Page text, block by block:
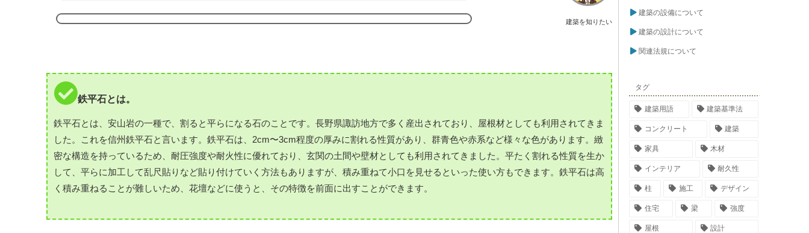
建築を知りたい
鉄平石とは。
鉄平石とは、安山岩の一種で、割ると平らになる石のことです。長野県諏訪地方で多く産出されており、屋根材としても利用されてきま
した。これを信州鉄平石と言います。鉄平石は、2cm〜3cm程度の厚みに割れる性質があり、群青色や赤系など様々な色があります。緻
密な構造を持っているため、耐圧強度や耐火性に優れており、玄関の土間や壁材としても利用されてきました。平たく割れる性質を生か
して、平らに加工して乱尺貼りなど貼り付けていく方法もありますが、積み重ねて小口を見せるといった使い方もできます。鉄平石は高
く積み重ねることが難しいため、花壇などに使うと、その特徴を前面に出すことができます。
建築の設備について
建築の設計について
関連法規について
タグ
建築用語 建築基準法
コンクリート 建築
家具 木材
インテリア 耐久性
柱 施工 デザイン
住宅 梁 強度
屋根 設計